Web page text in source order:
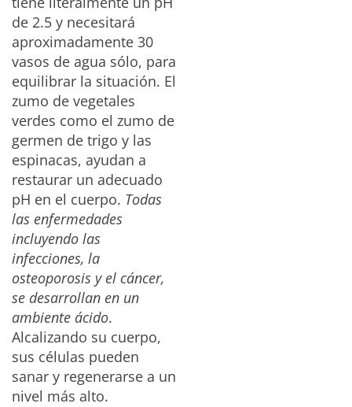
de 2.5 y necesitará
aproximadamente 30
vasos de agua sólo, para
equilibrar la situación. El
zumo de vegetales
verdes como el zumo de
germen de trigo y las
espinacas, ayudan a
restaurar un adecuado
pH en el cuerpo. Todas
las enfermedades
incluyendo las
infecciones, la
osteoporosis y el cáncer,
se desarrollan en un
ambiente ácido.
Alcalizando su cuerpo,
sus células pueden
sanar y regenerarse a un
nivel más alto.